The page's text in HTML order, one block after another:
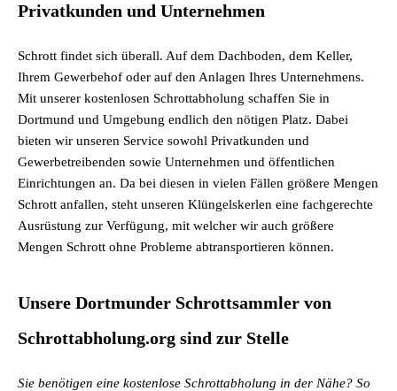
Privatkunden und Unternehmen
Schrott findet sich überall. Auf dem Dachboden, dem Keller,
Ihrem Gewerbehof oder auf den Anlagen Ihres Unternehmens.
Mit unserer kostenlosen Schrottabholung schaffen Sie in
Dortmund und Umgebung endlich den nötigen Platz. Dabei
bieten wir unseren Service sowohl Privatkunden und
Gewerbetreibenden sowie Unternehmen und öffentlichen
Einrichtungen an. Da bei diesen in vielen Fällen größere Mengen
Schrott anfallen, steht unseren Klüngelskerlen eine fachgerechte
Ausrüstung zur Verfügung, mit welcher wir auch größere
Mengen Schrott ohne Probleme abtransportieren können.
Unsere Dortmunder Schrottsammler von
Schrottabholung.org sind zur Stelle
Sie benötigen eine kostenlose Schrottabholung in der Nähe? So